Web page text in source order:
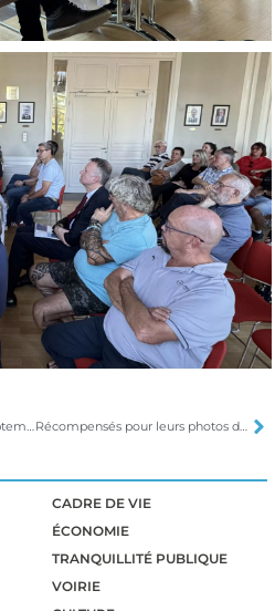
Retrouvez la séance du 16 septembre Récompensés pour leurs photos de pollinisateurs
CADRE DE VIE
ÉCONOMIE
TRANQUILLITÉ PUBLIQUE
VOIRIE